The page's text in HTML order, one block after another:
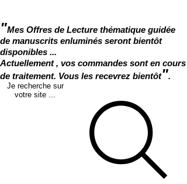
"Mes Offres de Lecture thématique guidée
de manuscrits enluminés seront bientôt
disponibles ...
Actuellement , vos commandes sont en cours
de traitement. Vous les recevrez bientôt".
Je recherche sur
votre site ...